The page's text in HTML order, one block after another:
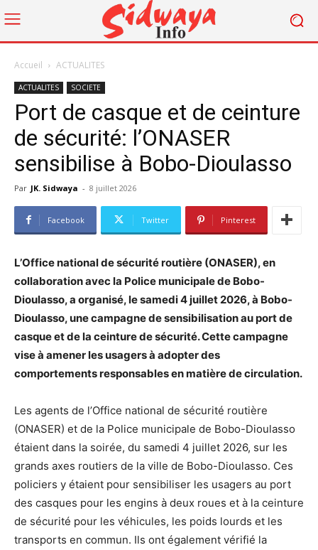
Accueil ACTUALITES
ACTUALITES SOCIETE
Port de casque et de ceinture
de sécurité: l’ONASER
sensibilise à Bobo-Dioulasso
Par JK. Sidwaya - 8 juillet 2026
Facebook Twitter Pinterest
L’Office national de sécurité routière (ONASER), en
collaboration avec la Police municipale de Bobo-
Dioulasso, a organisé, le samedi 4 juillet 2026, à Bobo-
Dioulasso, une campagne de sensibilisation au port de
casque et de la ceinture de sécurité. Cette campagne
vise à amener les usagers à adopter des
comportements responsables en matière de circulation.
Les agents de l’Office national de sécurité routière
(ONASER) et de la Police municipale de Bobo-Dioulasso
étaient dans la soirée, du samedi 4 juillet 2026, sur les
grands axes routiers de la ville de Bobo-Dioulasso. Ces
policiers y étaient pour sensibiliser les usagers au port
des casques pour les engins à deux roues et à la ceinture
de sécurité pour les véhicules, les poids lourds et les
transports en commun. Ils ont également vérifié la